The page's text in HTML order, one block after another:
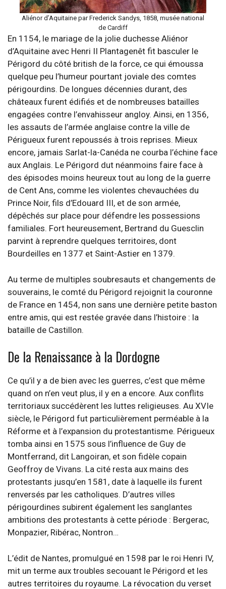
Aliénor d’Aquitaine par Frederick Sandys, 1858, musée national
de Cardiff
En 1154, le mariage de la jolie duchesse Aliénor
d’Aquitaine avec Henri II Plantagenêt fit basculer le
Périgord du côté british de la force, ce qui émoussa
quelque peu l’humeur pourtant joviale des comtes
périgourdins. De longues décennies durant, des
châteaux furent édifiés et de nombreuses batailles
engagées contre l’envahisseur angloy. Ainsi, en 1356,
les assauts de l’armée anglaise contre la ville de
Périgueux furent repoussés à trois reprises. Mieux
encore, jamais Sarlat-la-Canéda ne courba l’échine face
aux Anglais. Le Périgord dut néanmoins faire face à
des épisodes moins heureux tout au long de la guerre
de Cent Ans, comme les violentes chevauchées du
Prince Noir, fils d’Edouard III, et de son armée,
dépêchés sur place pour défendre les possessions
familiales. Fort heureusement, Bertrand du Guesclin
parvint à reprendre quelques territoires, dont
Bourdeilles en 1377 et Saint-Astier en 1379.
Au terme de multiples soubresauts et changements de
souverains, le comté du Périgord rejoignit la couronne
de France en 1454, non sans une dernière petite baston
entre amis, qui est restée gravée dans l’histoire : la
bataille de Castillon.
De la Renaissance à la Dordogne
Ce qu’il y a de bien avec les guerres, c’est que même
quand on n’en veut plus, il y en a encore. Aux conflits
territoriaux succédèrent les luttes religieuses. Au XVIe
siècle, le Périgord fut particulièrement perméable à la
Réforme et à l’expansion du protestantisme. Périgueux
tomba ainsi en 1575 sous l’influence de Guy de
Montferrand, dit Langoiran, et son fidèle copain
Geoffroy de Vivans. La cité resta aux mains des
protestants jusqu’en 1581, date à laquelle ils furent
renversés par les catholiques. D’autres villes
périgourdines subirent également les sanglantes
ambitions des protestants à cette période : Bergerac,
Monpazier, Ribérac, Nontron…
L’édit de Nantes, promulgué en 1598 par le roi Henri IV,
mit un terme aux troubles secouant le Périgord et les
autres territoires du royaume. La révocation du verset